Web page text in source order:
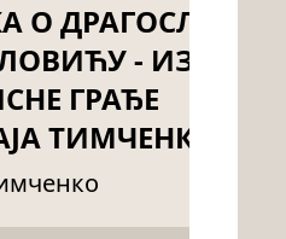
О ДРАГОСЛАВУ
- ИЗ
ГРАЂЕ
ТИМЧЕНКА